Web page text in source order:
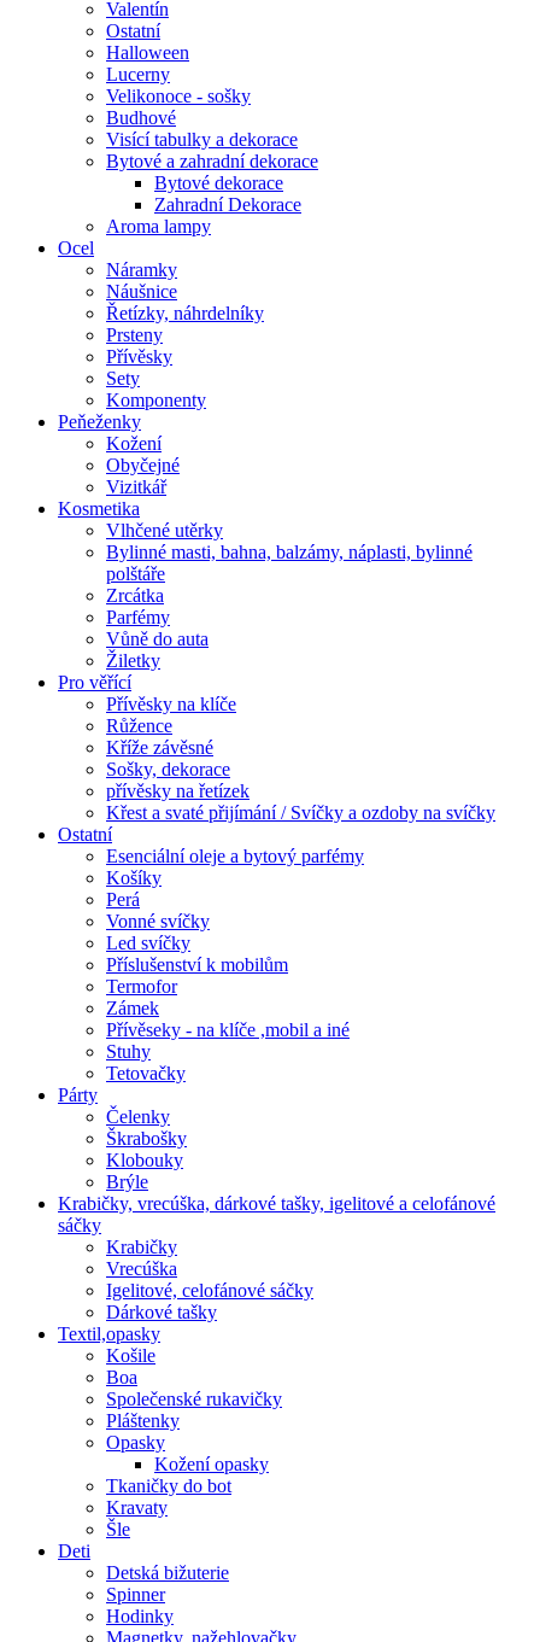
Valentín
Ostatní
Halloween
Lucerny
Velikonoce - sošky
Budhové
Visící tabulky a dekorace
Bytové a zahradní dekorace
Bytové dekorace
Zahradní Dekorace
Aroma lampy
Ocel
Náramky
Náušnice
Řetízky, náhrdelníky
Prsteny
Přívěsky
Sety
Komponenty
Peňeženky
Kožení
Obyčejné
Vizitkář
Kosmetika
Vlhčené utěrky
Bylinné masti, bahna, balzámy, náplasti, bylinné
polštáře
Zrcátka
Parfémy
Vůně do auta
Žiletky
Pro věřící
Přívěsky na klíče
Růžence
Kříže závěsné
Sošky, dekorace
přívěsky na řetízek
Křest a svaté přijímání / Svíčky a ozdoby na svíčky
Ostatní
Esenciální oleje a bytový parfémy
Košíky
Perá
Vonné svíčky
Led svíčky
Příslušenství k mobilům
Termofor
Zámek
Přívěseky - na klíče ,mobil a iné
Stuhy
Tetovačky
Párty
Čelenky
Škrabošky
Klobouky
Brýle
Krabičky, vrecúška, dárkové tašky, igelitové a celofánové
sáčky
Krabičky
Vrecúška
Igelitové, celofánové sáčky
Dárkové tašky
Textil,opasky
Košile
Boa
Společenské rukavičky
Pláštenky
Opasky
Kožení opasky
Tkaničky do bot
Kravaty
Šle
Deti
Detská bižuterie
Spinner
Hodinky
Magnetky, nažehlovačky